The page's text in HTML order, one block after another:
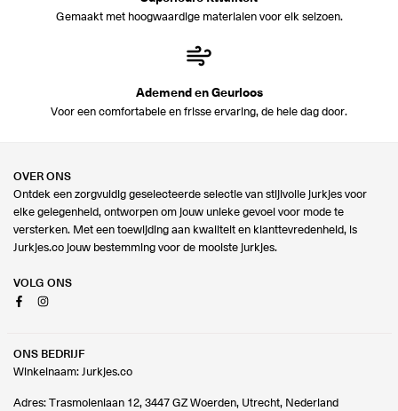
Gemaakt met hoogwaardige materialen voor elk seizoen.
Ademend en Geurloos
Voor een comfortabele en frisse ervaring, de hele dag door.
OVER ONS
Ontdek een zorgvuldig geselecteerde selectie van stijlvolle jurkjes voor
elke gelegenheid, ontworpen om jouw unieke gevoel voor mode te
versterken. Met een toewijding aan kwaliteit en klanttevredenheid, is
Jurkjes.co jouw bestemming voor de mooiste jurkjes.
VOLG ONS
FacebookInstagram
ONS BEDRIJF
Winkelnaam: Jurkjes.co
Adres: Trasmolenlaan 12, 3447 GZ Woerden, Utrecht, Nederland